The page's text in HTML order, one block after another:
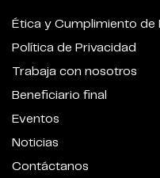
Ética y Cumplimiento de
Política de Privacidad
Trabaja con nosotros
Beneficiario final
Eventos
Noticias
Contáctanos